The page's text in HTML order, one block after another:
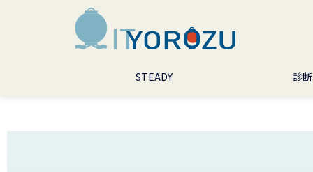
STEADY 診